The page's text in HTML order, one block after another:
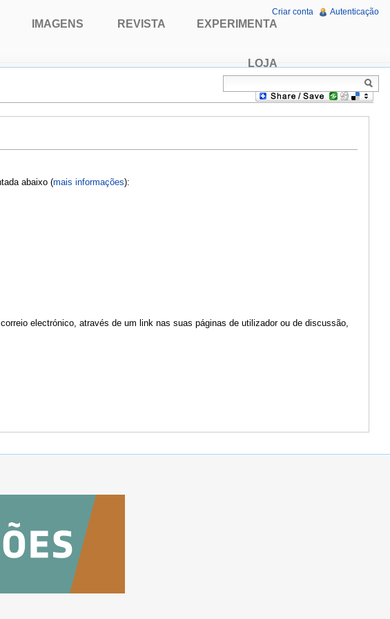
abaixo (mais informações):
electrónico, através de um link nas suas páginas de utilizador ou de discussão,
IMAGENS REVISTA EXPERIMENTA
LOJA
Criar conta Autenticação